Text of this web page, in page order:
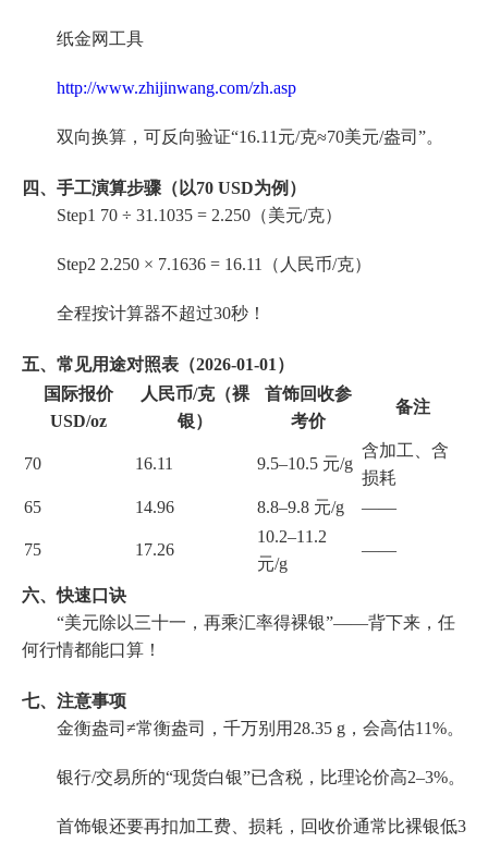
纸金网工具
http://www.zhijinwang.com/zh.asp
双向换算，可反向验证“16.11元/克≈70美元/盎司”。
四、手工演算步骤（以70 USD为例）
Step1 70 ÷ 31.1035 = 2.250（美元/克）
Step2 2.250 × 7.1636 = 16.11（人民币/克）
全程按计算器不超过30秒！
五、常见用途对照表（2026-01-01）
国际报价
USD/oz
人民币/克（裸
银）
首饰回收参
考价
备注
70 16.11 9.5–10.5 元/g
含加工、含
损耗
65
14.96 8.8–9.8 元/g ——
75 17.26
10.2–11.2
元/g
——
六、快速口诀
“美元除以三十一，再乘汇率得裸银”——背下来，任
何行情都能口算！
七、注意事项
金衡盎司≠常衡盎司，千万别用28.35 g，会高估11%。
银行/交易所的“现货白银”已含税，比理论价高2–3%。
首饰银还要再扣加工费、损耗，回收价通常比裸银低3